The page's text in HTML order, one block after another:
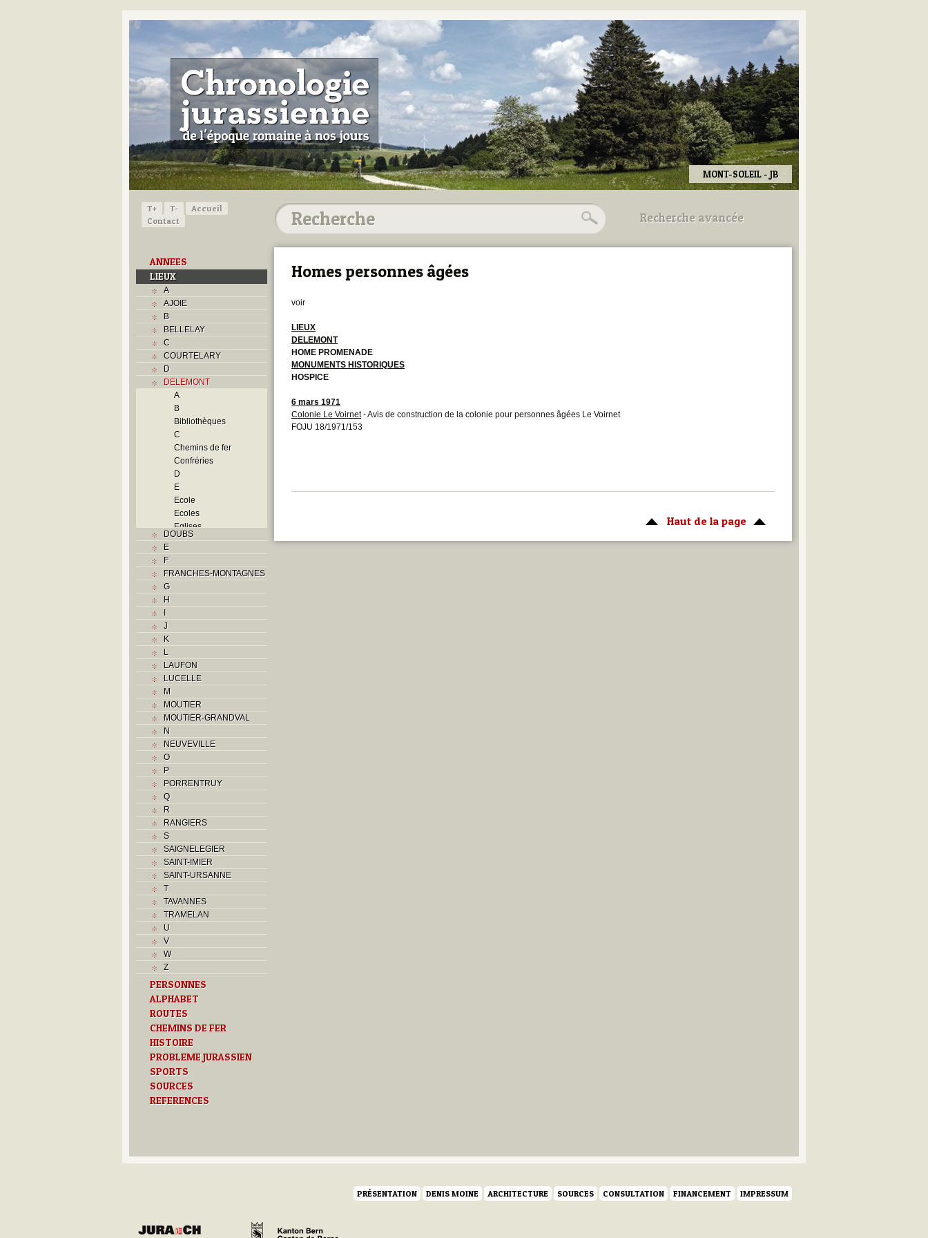
MONT-SOLEIL - JB
T+ T-
Accueil
Contact
ANNEES
LIEUX
A
AJOIE
B
BELLELAY
C
COURTELARY
D
DELEMONT
A
B
Bibliothèques
C
Chemins de fer
Confréries
D
E
Ecole
Ecoles
Eglises
F
H
Monuments historiques
O
Problème jurassien
Q
S
U
DOUBS
E
F
FRANCHES-MONTAGNES
G
H
I
J
K
L
LAUFON
LUCELLE
M
MOUTIER
MOUTIER-GRANDVAL
N
NEUVEVILLE
O
P
PORRENTRUY
Q
R
RANGIERS
S
SAIGNELEGIER
SAINT-IMIER
SAINT-URSANNE
T
TAVANNES
TRAMELAN
U
V
W
Z
PERSONNES
ALPHABET
ROUTES
CHEMINS DE FER
HISTOIRE
PROBLEME JURASSIEN
SPORTS
SOURCES
REFERENCES
Recherche avancée
Utilisez les champs ci-dessous
Homes personnes âgées
voir
LIEUX
DELEMONT
HOME PROMENADE
MONUMENTS HISTORIQUES
HOSPICE
6 mars 1971
Colonie Le Voirnet- Avis de construction de la colonie pour personnes âgées Le Voirnet
FOJU 18/1971/153
Haut de la page
PRÉSENTATION DENIS MOINE ARCHITECTURE SOURCES CONSULTATION FINANCEMENT IMPRESSUM